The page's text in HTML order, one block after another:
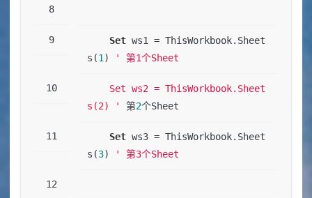
Set ws1 = ThisWorkbook.Sheet
s(1) ' 第1个Sheet
s(2) '
第2个Sheet
Set ws3 = ThisWorkbook.Sheet
s(3) ' 第3个Sheet